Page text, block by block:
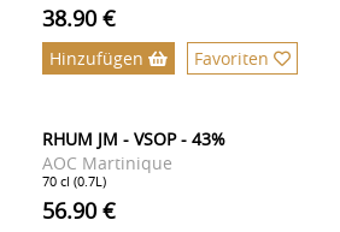
38.90 €
Hinzufügen Favoriten
RHUM JM - VSOP - 43%
AOC Martinique
70 cl (0.7L)
56.90 €